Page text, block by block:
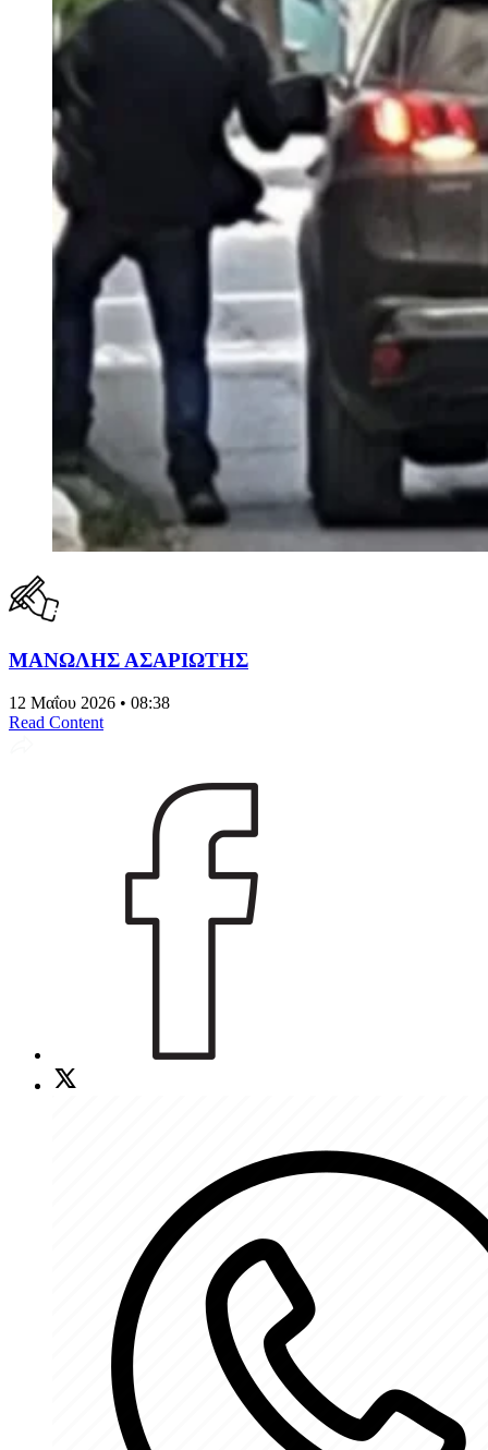
MΑΝΩΛΗΣ ΑΣΑΡΙΩΤΗΣ
12 Μαΐου 2026 • 08:38
Read Content